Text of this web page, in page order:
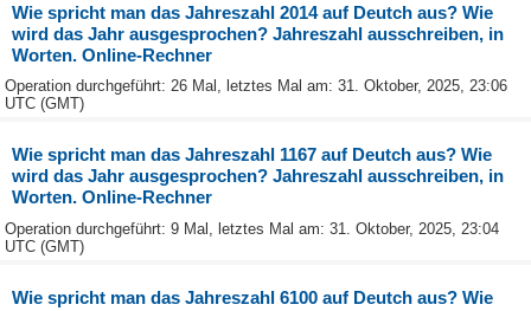
Wie spricht man das Jahreszahl 2014 auf Deutch aus? Wie
wird das Jahr ausgesprochen? Jahreszahl ausschreiben, in
Worten. Online-Rechner
Operation durchgeführt: 26 Mal, letztes Mal am: 31. Oktober, 2025, 23:06
UTC (GMT)
Wie spricht man das Jahreszahl 1167 auf Deutch aus? Wie
wird das Jahr ausgesprochen? Jahreszahl ausschreiben, in
Worten. Online-Rechner
Operation durchgeführt: 9 Mal, letztes Mal am: 31. Oktober, 2025, 23:04
UTC (GMT)
Wie spricht man das Jahreszahl 6100 auf Deutch aus? Wie